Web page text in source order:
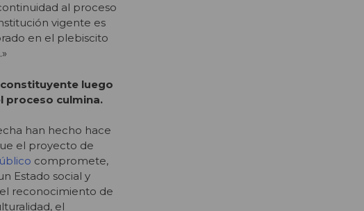
al proceso
vigente es
en el plebiscito
luego
proceso culmina.
han hecho hace
el proyecto de
compromete,
Estado social y
reconocimiento de
el